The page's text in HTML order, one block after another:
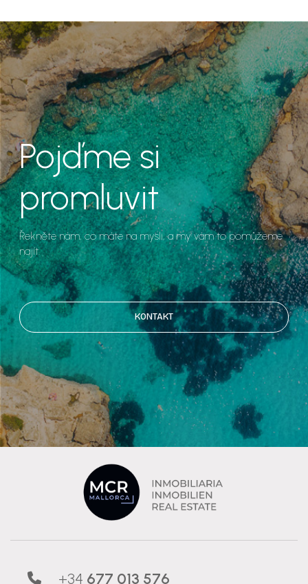
Pojďme si
promluvit
Řekněte nám, co máte na mysli, a my vám to pomůžeme
najít.
KONTAKT
+34 677 013 576